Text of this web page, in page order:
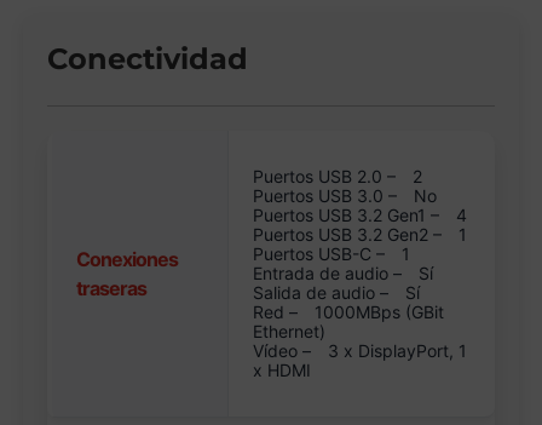
Conectividad
Conexiones
traseras
Puertos USB 2.0 –
2
Puertos USB 3.0 –
No
Puertos USB 3.2 Gen1 –
4
Puertos USB 3.2 Gen2 –
1
Puertos USB-C –
1
Entrada de audio –
Sí
Salida de audio –
Sí
Red –
1000MBps (GBit
Ethernet)
Vídeo –
3 x DisplayPort, 1
x HDMI